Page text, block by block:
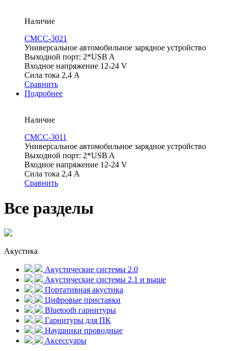
Наличие
CMCC-3021
Универсальное автомобильное зарядное устройство
Выходной порт: 2*USB A
Входное напряжение 12-24 V
Сила тока 2,4 А
Сравнить
Подробнее
Наличие
CMCC-3011
Универсальное автомобильное зарядное устройство
Выходной порт: 2*USB A
Входное напряжение 12-24 V
Сила тока 2,4 А
Сравнить
Все разделы
Акустика
Акустические системы 2.0
Акустические системы 2.1 и выше
Портативная акустика
Цифровые приставки
Bluetooth гарнитуры
Гарнитуры для ПК
Наушники проводные
Аксессуары